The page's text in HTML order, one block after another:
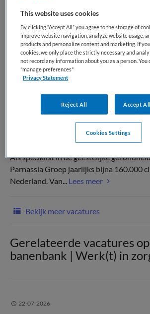
Vacature niet beschikbaar
Deze vacature GZ-psycholoog bij
meer actueel. Hieronder staan enkele
vacatures die voor u wellicht interessant
Als specialist in de geestelijke
Parnassia Groep jaarlijks bijna 160.000
Nederland. Van... Lees meer
Bekijk meer vacatures
Gerelateerde vacatures
banenbank | Werk(t) in
22-07-2026
This website uses cookies
By clicking “Accept All” you agree to the storage of
improve website navigation, analyze website usage,
products and personalize content and marketing. If
cookies, we only place the strictly necessary and
not record any information about you as a person.
"manage preferences"
Privacy Statement
Reject All Accept
Cookies Settings